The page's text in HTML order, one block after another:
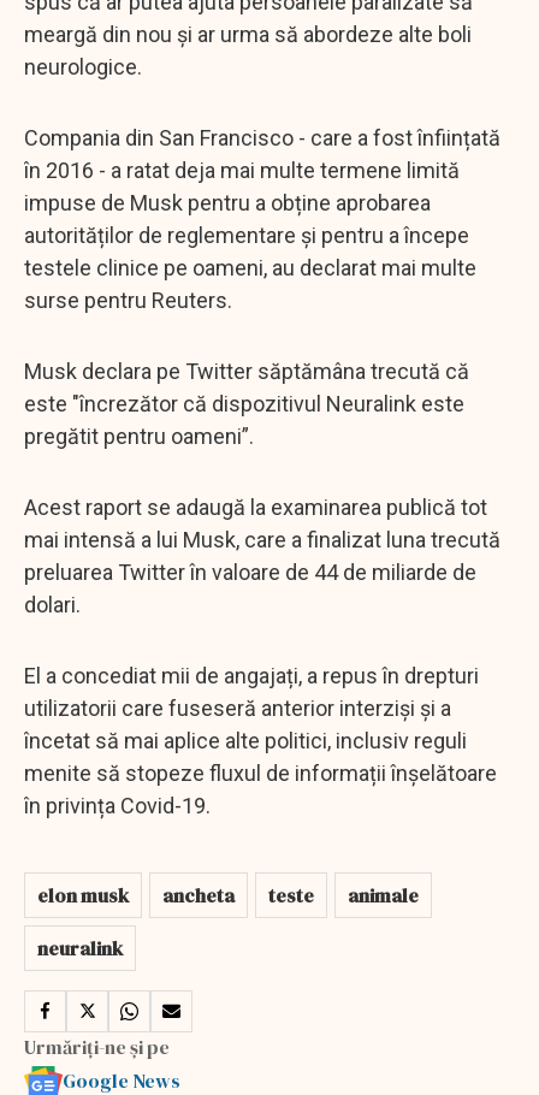
meargă din nou și ar urma să abordeze alte boli
neurologice.
Compania din San Francisco - care a fost înființată
în 2016 - a ratat deja mai multe termene limită
impuse de Musk pentru a obține aprobarea
autorităților de reglementare și pentru a începe
testele clinice pe oameni, au declarat mai multe
surse pentru Reuters.
Musk declara pe Twitter săptămâna trecută că
este "încrezător că dispozitivul Neuralink este
pregătit pentru oameni”.
Acest raport se adaugă la examinarea publică tot
mai intensă a lui Musk, care a finalizat luna trecută
preluarea Twitter în valoare de 44 de miliarde de
dolari.
El a concediat mii de angajați, a repus în drepturi
utilizatorii care fuseseră anterior interziși și a
încetat să mai aplice alte politici, inclusiv reguli
menite să stopeze fluxul de informații înșelătoare
în privința Covid-19.
elon musk ancheta teste
animale
neuralink
Urmăriți-ne și pe
Google News